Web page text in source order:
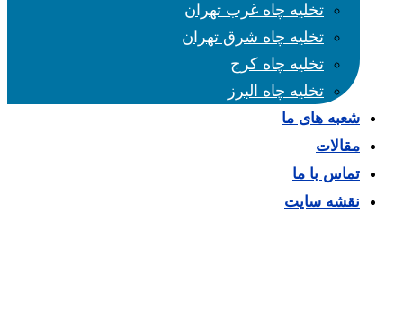
تخلیه چاه غرب تهران
تخلیه چاه شرق تهران
تخلیه چاه کرج
تخلیه چاه البرز
شعبه های ما
مقالات
تماس با ما
نقشه سایت